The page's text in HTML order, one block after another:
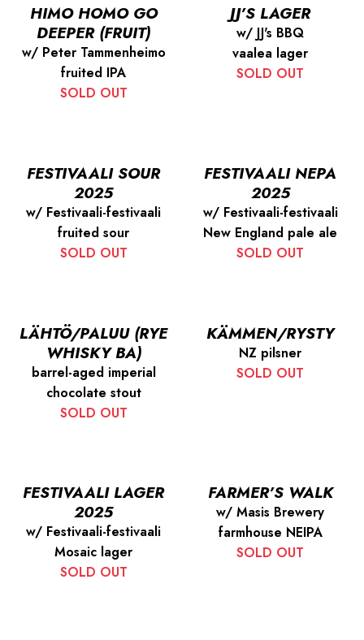
HIMO HOMO GO
DEEPER (FRUIT)
w/ Peter Tammenheimo
fruited IPA
SOLD OUT
JJ’S LAGER
w/ JJ's BBQ
vaalea lager
SOLD OUT
FESTIVAALI SOUR
2025
w/ Festivaali-festivaali
fruited sour
SOLD OUT
FESTIVAALI NEPA
2025
w/ Festivaali-festivaali
New England pale ale
SOLD OUT
LÄHTÖ/PALUU (RYE
WHISKY BA)
barrel-aged imperial
chocolate stout
SOLD OUT
KÄMMEN/RYSTY
NZ pilsner
SOLD OUT
FESTIVAALI LAGER
2025
w/ Festivaali-festivaali
Mosaic lager
SOLD OUT
FARMER’S WALK
w/ Masis Brewery
farmhouse NEIPA
SOLD OUT